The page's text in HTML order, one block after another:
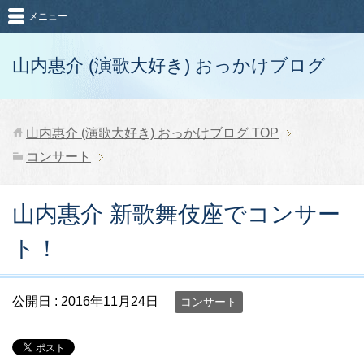
山内惠介 (演歌大好き) おっかけブログ
メニュー
山内惠介 (演歌大好き) おっかけブログ TOP
コンサート
山内惠介 新歌舞伎座でコンサー
ト！
公開日 : 2016年11月24日 コンサート